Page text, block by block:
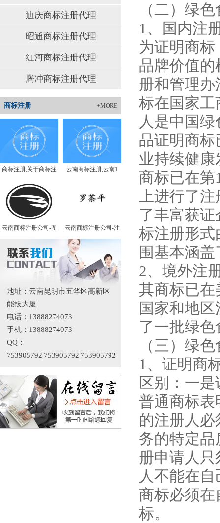
迪庆商标注册代理
昭通商标注册代理
红河商标注册代理
腾冲商标注册代理
+MORE
商标注册
商标注册,关于商标注 云南商标注册,云南1
云南商标注册公司-图 云南商标注册公司-注
地址：云南昆明市五华区高新区
能投大厦
电话：13888274073
手机：13888274073
QQ：
753905792|753905792|753905792
（二）绿
1、国内注
为证明商
品牌价值的
册和管理办
标在国家工
人是中国
品证明商
业持续健
商标已在第
上进行了注
了丰富获
标注册形式
围基本涵
2、境外注
其商标已在
国家和地
了一批绿
（三）绿
1、证明商
区别：一
普通商标表
的注册人
务的特定
册申请人
人不能在
商标必须在
标。